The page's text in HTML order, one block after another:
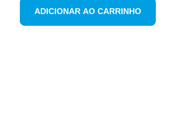
ADICIONAR AO CARRINHO